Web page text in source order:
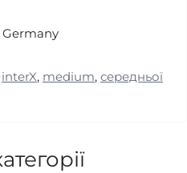
Germany
interX, medium, середньої